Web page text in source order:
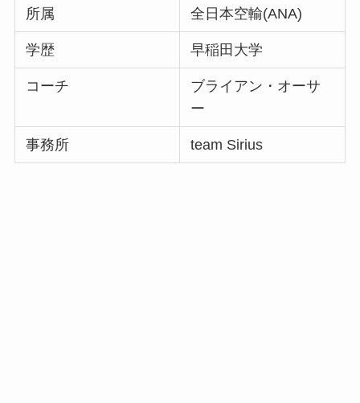
所属 全日本空輸(ANA)
学歴 早稲田大学
コーチ
ブライアン・オーサ
ー
事務所 team Sirius